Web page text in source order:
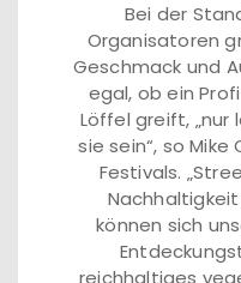
Bei der
Organisatoren
Geschmack und
egal, ob ein
Löffel greift,
sie sein“, so
Festivals.
können sich
reichhaltiges